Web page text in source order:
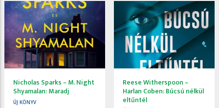
Nicholas Sparks – M. Night
Shyamalan: Maradj
ÚJ KÖNYV
Reese Witherspoon –
Harlan Coben: Búcsú nélkül
eltűntél